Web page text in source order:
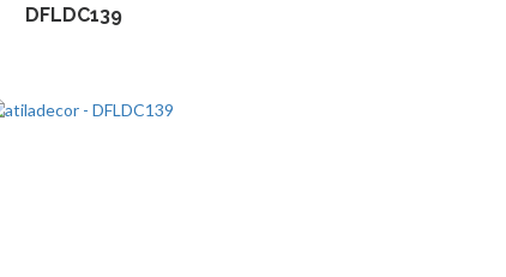
DFLDC139